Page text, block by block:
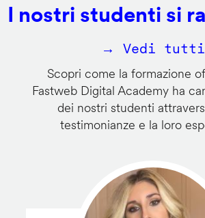
I nostri studenti si
→ Vedi tutti
Scopri come la formazione
Fastweb Digital Academy ha
dei nostri studenti
testimonianze e la loro